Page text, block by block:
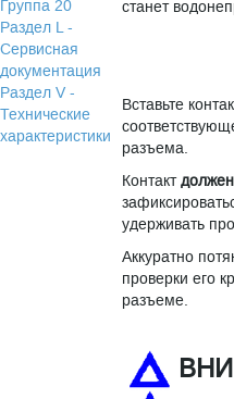
Группа 20
Раздел L -
Сервисная
документация
Раздел V -
Технические
характеристики
станет
Вставьте
разъема.
Контактдолжен
удерживать
Аккуратно
проверки его
разъеме.